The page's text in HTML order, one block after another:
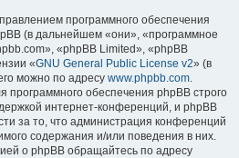
программного обеспечения
(в дальнейшем «они», «программное
«phpBB Limited», «phpBB
«GNU General Public License v2» (в
можно по адресу www.phpbb.com.
программного обеспечения phpBB строго
интернет-конференций, и phpBB
за то, что администрация конференций
содержания и/или поведения в них.
о phpBB обращайтесь по адресу